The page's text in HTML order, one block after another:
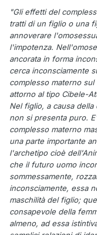
"Gli effetti del
tratti di un figlio o una
annoverare
l'impotenza.
ancorata in forma
cerca inconsciamente
complesso materno
attorno al tipo Cibele-
Nel figlio, a causa
non si presenta puro.
complesso materno
una parte importante
l'archetipo cioè
che il futuro uomo
sommessamente,
inconsciamente, essa
maschilità del figlio;
consapevole della
almeno, ad essa